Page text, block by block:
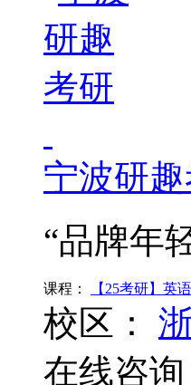
宁波研
“品牌年
课程： 【25考研】英
校区：
在线咨询